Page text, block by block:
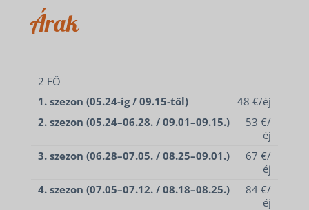
Árak
2 FŐ
1. szezon (05.24-ig / 09.15-től)
48 €/éj
2. szezon (05.24–06.28. / 09.01–09.15.)
53 €/
éj
3. szezon (06.28–07.05. / 08.25–09.01.)
67 €/
éj
4. szezon (07.05–07.12. / 08.18–08.25.)
84 €/
éj